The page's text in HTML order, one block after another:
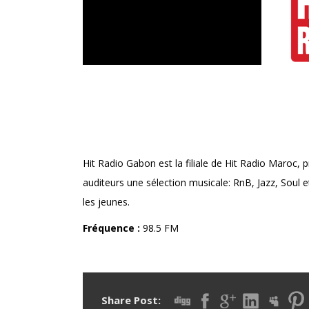
Hit Radio Gabon est la filiale de Hit Radio Maroc,
auditeurs une sélection musicale: RnB, Jazz,
les jeunes.
Fréquence : 98.5 FM
Share Post: